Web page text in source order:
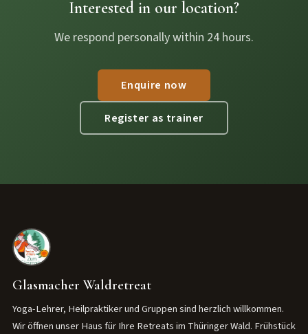
Interested in our location?
We respond personally within 24 hours.
Enquire now
Register as trainer
Glasmacher Waldretreat
Yoga-Lehrer, Heilpraktiker und Gruppen sind herzlich willkommen.
Wir öffnen unser Haus für Ihre Retreats im Thüringer Wald. Frühstück